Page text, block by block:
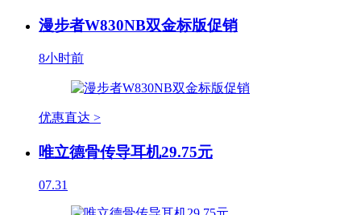
漫步者W830NB双金标版促销
8小时前
优惠直达 >
唯立德骨传导耳机29.75元
07.31